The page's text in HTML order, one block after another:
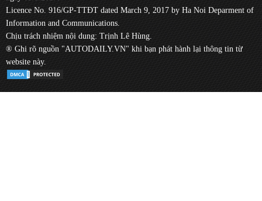
Licence No. 916/GP-TTĐT dated March 9, 2017 by Ha Noi Deparment of
Information and Communications.
Chịu trách nhiệm nội dung: Trịnh Lê Hùng.
® Ghi rõ nguồn "AUTODAILY.VN" khi bạn phát hành lại thông tin từ
website này.